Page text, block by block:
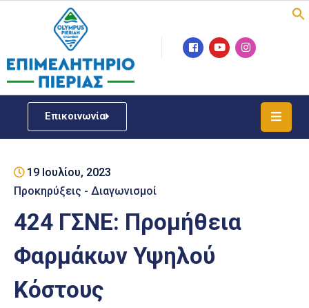
Επικοινωνία
Επιμελητήριο
Νέα
ΓΕΜΗ
Υποστήριξη
Έκθεση
Παραδοσιακών
19 Ιουλίου, 2023
Προκηρύξεις - Διαγωνισμοί
424 ΓΣΝΕ: Προμήθεια
Φαρμάκων Υψηλού
Κόστους